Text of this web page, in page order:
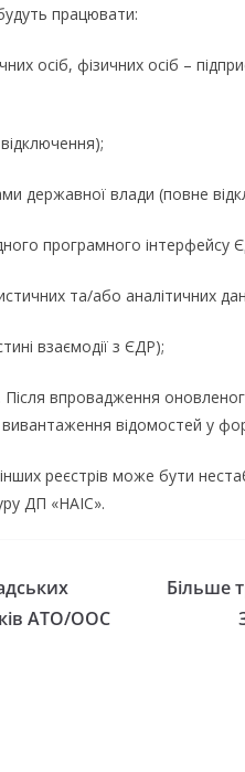
працювати:
осіб, фізичних осіб –
державної влади (повне
програмного інтерфейсу
та/або аналітичних
взаємодії з ЄДР);
Після впровадження
відомостей у
реєстрів може бути
ДП «НАІС».
АТО/ООС
Більше